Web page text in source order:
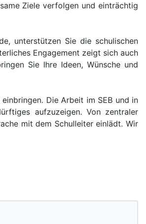
Ziele verfolgen und einträchtig
unterstützen Sie die schulischen
Engagement zeigt sich auch
Sie Ihre Ideen, Wünsche und
Die Arbeit im SEB und in
aufzuzeigen. Von zentraler
mit dem Schulleiter einlädt. Wir